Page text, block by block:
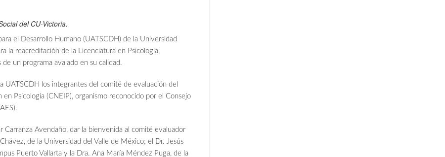
del CU-Victoria.
el Desarrollo Humano (UATSCDH) de la Universidad
la reacreditación de la Licenciatura en Psicología,
un programa avalado en su calidad.
UATSCDH los integrantes del comité de evaluación del
Psicología (CNEIP), organismo reconocido por el Consejo
Avendaño, dar la bienvenida al comité evaluador
de la Universidad del Valle de México; el Dr. Jesús
Puerto Vallarta y la Dra. Ana María Méndez Puga, de la